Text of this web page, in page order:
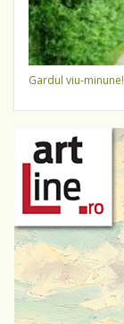
gardul viu-minune!